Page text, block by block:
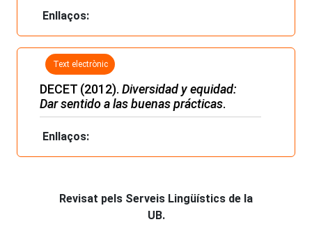
Enllaços:
Text electrònic
DECET (2012). Diversidad y equidad:
Dar sentido a las buenas prácticas.
Enllaços:
Revisat pels Serveis Lingüístics de la
UB.